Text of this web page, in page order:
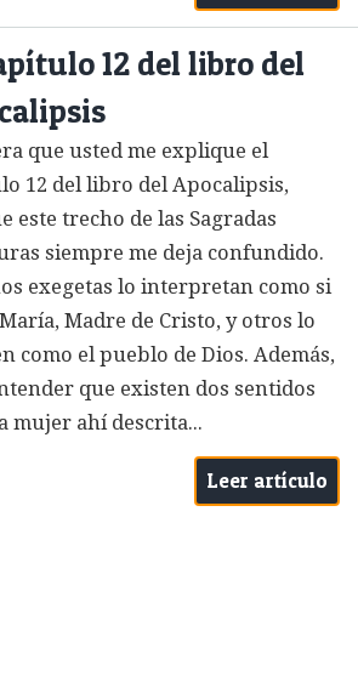
12 del libro del
que usted me explique el
12 del libro del Apocalipsis,
este trecho de las Sagradas
siempre me deja confundido.
exegetas lo interpretan como si
Madre de Cristo, y otros lo
como el pueblo de Dios. Además,
que existen dos sentidos
mujer ahí descrita...
Leer artículo